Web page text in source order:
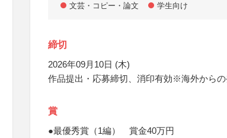
文芸・コピー・論文 学生向け
締切
2026年09月10日 (木)
作品提出・応募締切、消印有効※海外から
賞
●最優秀賞（1編） 賞金40万円